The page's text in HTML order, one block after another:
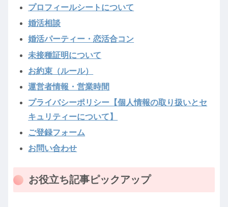
プロフィールシートについて
婚活相談
婚活パーティー・恋活合コン
未接種証明について
お約束（ルール）
運営者情報・営業時間
プライバシーポリシー【個人情報の取り扱いとセ
キュリティーについて】
ご登録フォーム
お問い合わせ
お役立ち記事ピックアップ